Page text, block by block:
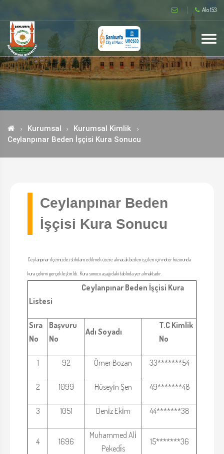
Alo 153
Kurumsal
Kurumsal Kimlik
Ceylanpınar Beden İşçisi Kura Sonucu
Ceylanpınar Beden
İşçisi Kura Sonucu
Ceylanpınar ilçemizde istihdam edilmek üzere alınacak beden işçileri için noter huzurunda
kura çekimi gerçekleştirildi. Kura sonucu aşağıdaki tabloda yer almaktadır.
Ceylanpınar Beden İşçisi Kura
Listesi
Sıra
No
Başvuru
No
Adı Soyadı
T.C Kimlik
No
1 92 Ömer Bozan 33*******54
2 1099 Hüseyi̇n Şen 49*******48
3 1051 Deni̇z Eki̇m 44*******38
4 1696
Muhammed Ali̇
Pekedi̇s
15*******36